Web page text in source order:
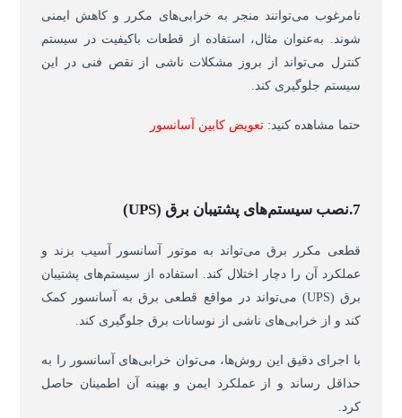
نامرغوب می‌توانند منجر به خرابی‌های مکرر و کاهش ایمنی
شوند. به‌عنوان مثال، استفاده از قطعات باکیفیت در سیستم
کنترل می‌تواند از بروز مشکلات ناشی از نقص فنی در این
سیستم جلوگیری کند.
حتما مشاهده کنید:تعویض کابین آسانسور
7.نصب سیستم‌های پشتیبان برق (UPS)
قطعی مکرر برق می‌تواند به موتور آسانسور آسیب بزند و
عملکرد آن را دچار اختلال کند. استفاده از سیستم‌های پشتیبان
برق (UPS) می‌تواند در مواقع قطعی برق به آسانسور کمک
کند و از خرابی‌های ناشی از نوسانات برق جلوگیری کند.
با اجرای دقیق این روش‌ها، می‌توان خرابی‌های آسانسور را به
حداقل رساند و از عملکرد ایمن و بهینه آن اطمینان حاصل
کرد.